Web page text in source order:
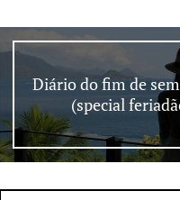
Diário do fim de
(special